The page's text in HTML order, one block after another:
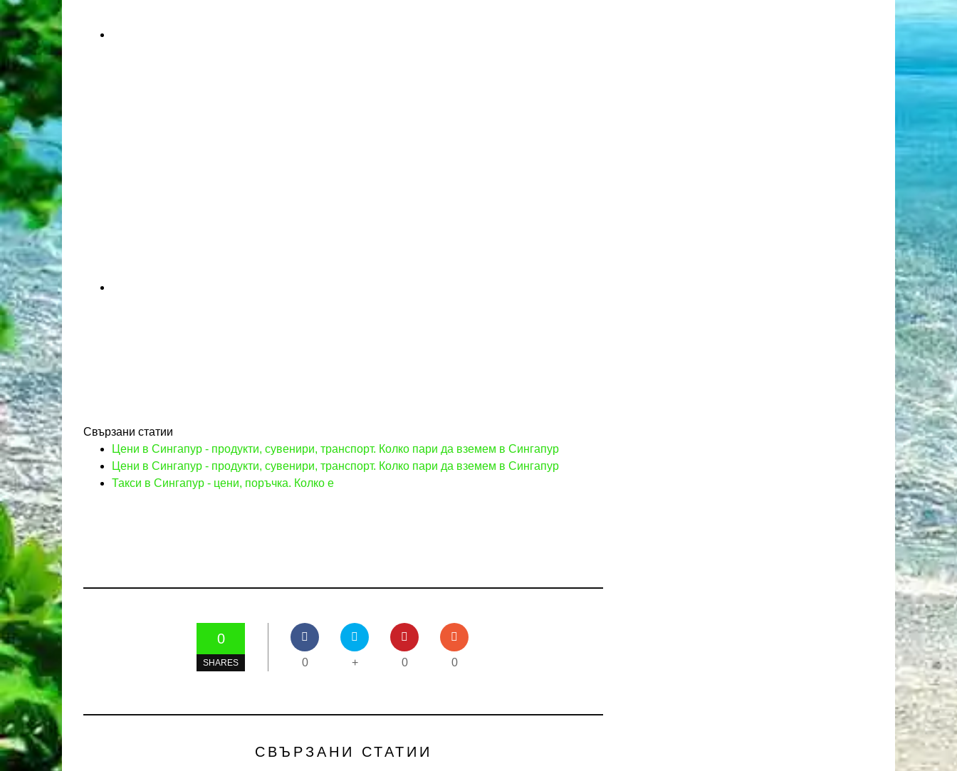
Свързани статии
Цени в Сингапур - продукти, сувенири, транспорт. Колко пари да вземем в Сингапур
Цени в Сингапур - продукти, сувенири, транспорт. Колко пари да вземем в Сингапур
Такси в Сингапур - цени, поръчка. Колко е
0
SHARES 0 + 0 0
СВЪРЗАНИ СТАТИИ